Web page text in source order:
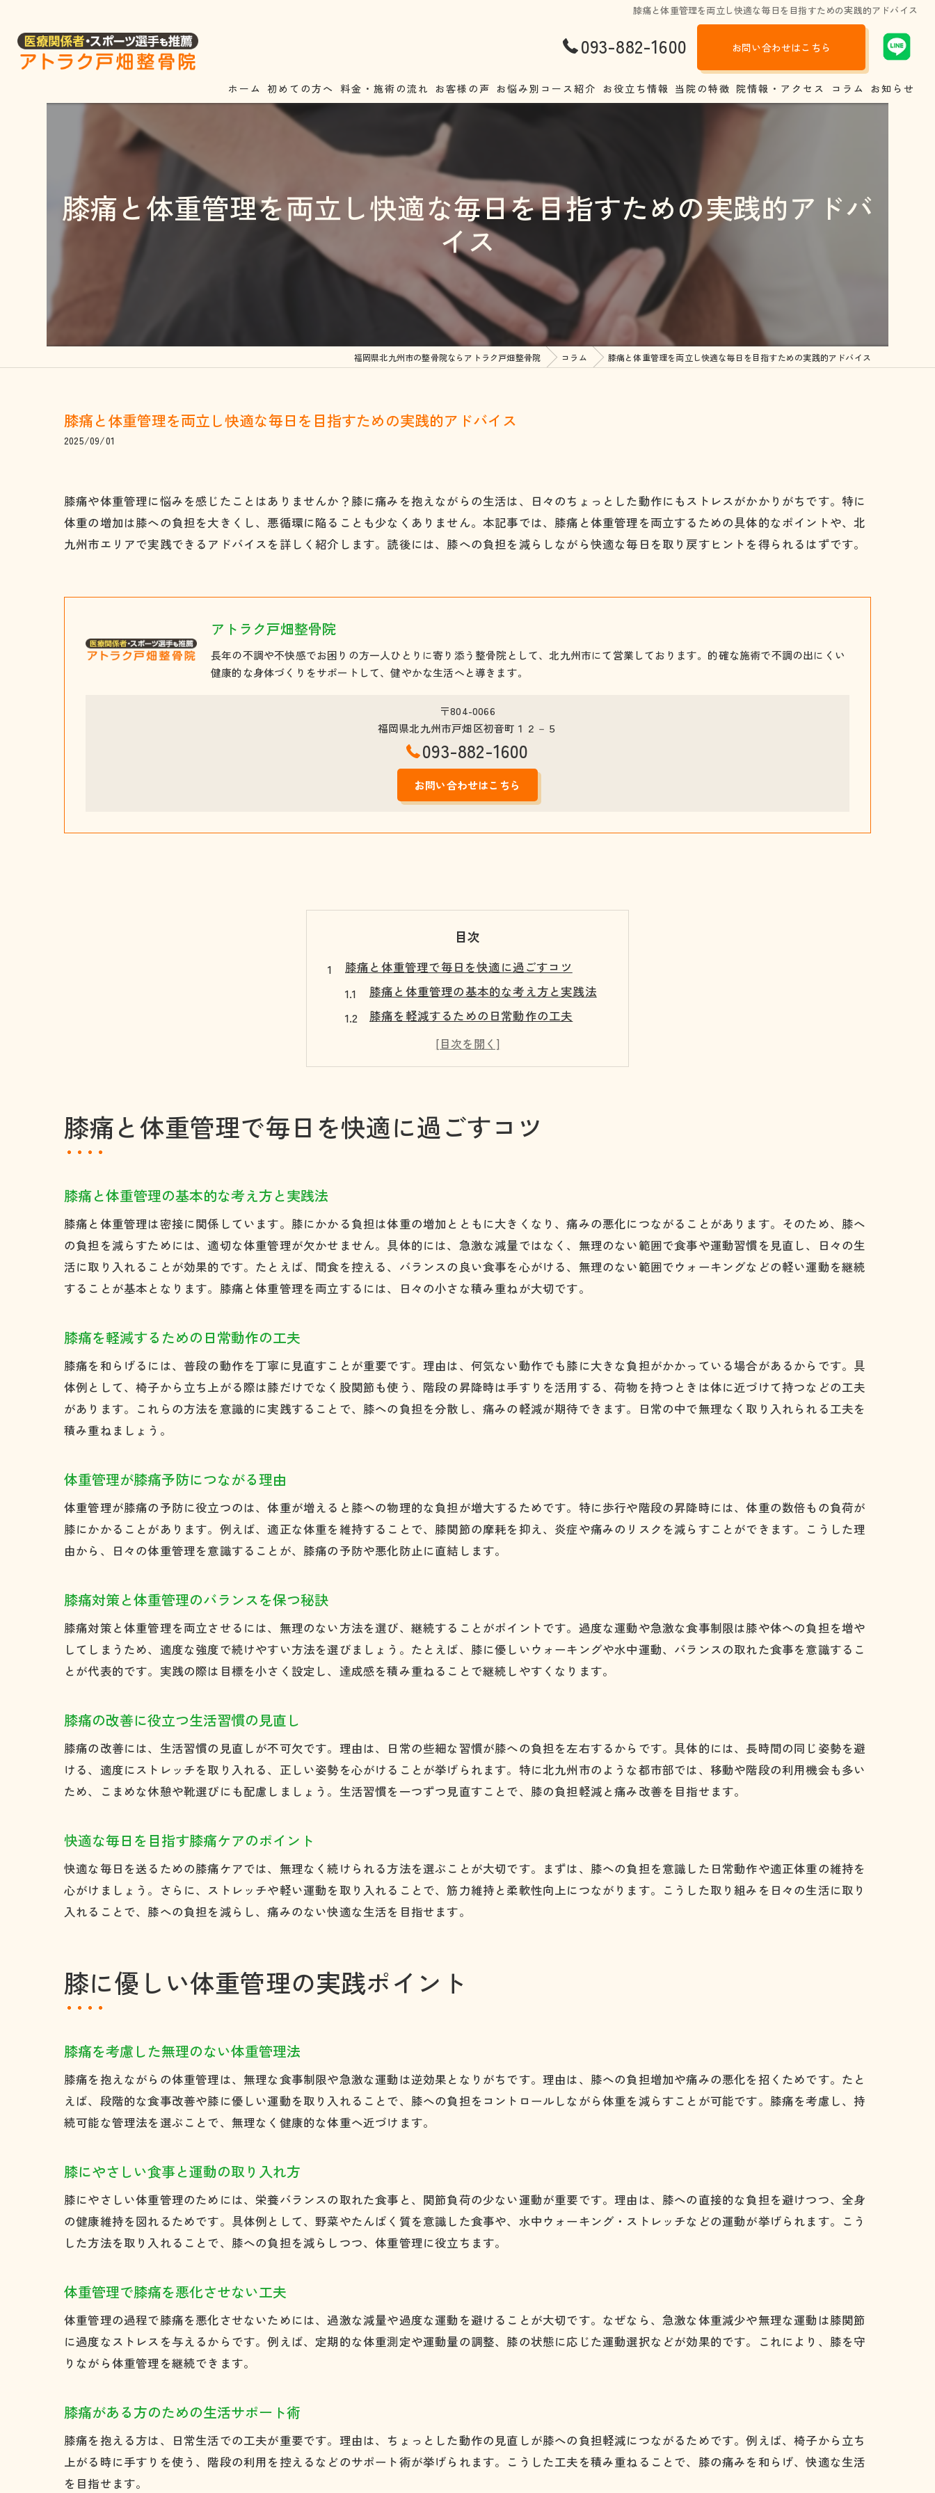
膝痛と体重管理を両立し快適な毎日を目指すための実践的アドバイス
093-882-1600 お問い合わせはこちら
ホーム 初めての方へ 料金・施術の流れ お客様の声 お悩み別コース紹介
ストレートネック
耳鳴り・めまい
自律神経失調症
顎関節症
四十肩・五十肩
ヘルニア
腰椎分離すべり症
ぎっくり腰
産後骨盤矯正
その他
お役立ち情報
正しい靴選び
妊娠中、産後いつから整体は受けられるの？
整体のあれこれ
整体にはどんな効果があるの？？
美容について…
当院の特徴
交通事故
四十肩
院情報・アクセス コラム お知らせ
膝痛と体重管理を両立し快適な毎日を目指すための実践的アドバ
イス
福岡県北九州市の整骨院ならアトラク戸畑整骨院 コラム 膝痛と体重管理を両立し快適な毎日を目指すための実践的アドバイス
膝痛と体重管理を両立し快適な毎日を目指すための実践的アドバイス
2025/09/01
膝痛や体重管理に悩みを感じたことはありませんか？膝に痛みを抱えながらの生活は、日々のちょっとした動作にもストレスがかかりがちです。特に
体重の増加は膝への負担を大きくし、悪循環に陥ることも少なくありません。本記事では、膝痛と体重管理を両立するための具体的なポイントや、北
九州市エリアで実践できるアドバイスを詳しく紹介します。読後には、膝への負担を減らしながら快適な毎日を取り戻すヒントを得られるはずです。
アトラク戸畑整骨院
長年の不調や不快感でお困りの方一人ひとりに寄り添う整骨院として、北九州市にて営業しております。的確な施術で不調の出にくい
健康的な身体づくりをサポートして、健やかな生活へと導きます。
〒804-0066
福岡県北九州市戸畑区初音町１２－５
093-882-1600
お問い合わせはこちら
目次
膝痛と体重管理で毎日を快適に過ごすコツ
膝痛と体重管理の基本的な考え方と実践法
膝痛を軽減するための日常動作の工夫
体重管理が膝痛予防につながる理由
膝痛対策と体重管理のバランスを保つ秘訣
快適な毎日を目指す膝痛ケアのポイント
膝に優しい体重管理の実践ポイント
膝痛がある方のための生活サポート術
膝痛と体重管理に効く習慣づくりの秘訣
膝への負担減を意識した体重コントロール
膝痛持ちに知ってほしい体重管理の効果
膝痛予防と体重管理の関連性を理解する
体重管理が膝痛の再発防止につながる理由
膝痛の負担軽減に体重管理がもたらす効果
膝痛悪化を防ぐ体重コントロールの重要性
膝痛改善へ導く体重管理のメカニズム
膝痛緩和に役立つ体重管理の始め方
膝痛緩和を目指すなら体重管理が鍵
膝痛緩和に必要な体重管理のコツ
体重管理が膝痛緩和に与える良い影響
膝痛で悩む方へ体重調整のすすめ
膝痛対策における体重管理の実践例
膝痛を和らげるための動作のポイント
体重管理で膝への負担を軽減する方法
膝痛対策に役立つ生活習慣の工夫
膝痛対策として今できる体重管理法
体重管理で膝痛の違和感を軽減する方法
膝痛がある方のための食事と運動習慣
膝痛対策と体重管理で得られる快適な生活
膝痛に負けない体重コントロールの秘訣
膝痛と体重管理で毎日を快適に過ごすコツ
膝痛と体重管理の基本的な考え方と実践法
膝痛と体重管理は密接に関係しています。膝にかかる負担は体重の増加とともに大きくなり、痛みの悪化につながることがあります。そのため、膝へ
の負担を減らすためには、適切な体重管理が欠かせません。具体的には、急激な減量ではなく、無理のない範囲で食事や運動習慣を見直し、日々の生
活に取り入れることが効果的です。たとえば、間食を控える、バランスの良い食事を心がける、無理のない範囲でウォーキングなどの軽い運動を継続
することが基本となります。膝痛と体重管理を両立するには、日々の小さな積み重ねが大切です。
膝痛を軽減するための日常動作の工夫
膝痛を和らげるには、普段の動作を丁寧に見直すことが重要です。理由は、何気ない動作でも膝に大きな負担がかかっている場合があるからです。具
体例として、椅子から立ち上がる際は膝だけでなく股関節も使う、階段の昇降時は手すりを活用する、荷物を持つときは体に近づけて持つなどの工夫
があります。これらの方法を意識的に実践することで、膝への負担を分散し、痛みの軽減が期待できます。日常の中で無理なく取り入れられる工夫を
積み重ねましょう。
体重管理が膝痛予防につながる理由
体重管理が膝痛の予防に役立つのは、体重が増えると膝への物理的な負担が増大するためです。特に歩行や階段の昇降時には、体重の数倍もの負荷が
膝にかかることがあります。例えば、適正な体重を維持することで、膝関節の摩耗を抑え、炎症や痛みのリスクを減らすことができます。こうした理
由から、日々の体重管理を意識することが、膝痛の予防や悪化防止に直結します。
膝痛対策と体重管理のバランスを保つ秘訣
膝痛対策と体重管理を両立させるには、無理のない方法を選び、継続することがポイントです。過度な運動や急激な食事制限は膝や体への負担を増や
してしまうため、適度な強度で続けやすい方法を選びましょう。たとえば、膝に優しいウォーキングや水中運動、バランスの取れた食事を意識するこ
とが代表的です。実践の際は目標を小さく設定し、達成感を積み重ねることで継続しやすくなります。
膝痛の改善に役立つ生活習慣の見直し
膝痛の改善には、生活習慣の見直しが不可欠です。理由は、日常の些細な習慣が膝への負担を左右するからです。具体的には、長時間の同じ姿勢を避
ける、適度にストレッチを取り入れる、正しい姿勢を心がけることが挙げられます。特に北九州市のような都市部では、移動や階段の利用機会も多い
ため、こまめな休憩や靴選びにも配慮しましょう。生活習慣を一つずつ見直すことで、膝の負担軽減と痛み改善を目指せます。
快適な毎日を目指す膝痛ケアのポイント
快適な毎日を送るための膝痛ケアでは、無理なく続けられる方法を選ぶことが大切です。まずは、膝への負担を意識した日常動作や適正体重の維持を
心がけましょう。さらに、ストレッチや軽い運動を取り入れることで、筋力維持と柔軟性向上につながります。こうした取り組みを日々の生活に取り
入れることで、膝への負担を減らし、痛みのない快適な生活を目指せます。
膝に優しい体重管理の実践ポイント
膝痛を考慮した無理のない体重管理法
膝痛を抱えながらの体重管理は、無理な食事制限や急激な運動は逆効果となりがちです。理由は、膝への負担増加や痛みの悪化を招くためです。たと
えば、段階的な食事改善や膝に優しい運動を取り入れることで、膝への負担をコントロールしながら体重を減らすことが可能です。膝痛を考慮し、持
続可能な管理法を選ぶことで、無理なく健康的な体重へ近づけます。
膝にやさしい食事と運動の取り入れ方
膝にやさしい体重管理のためには、栄養バランスの取れた食事と、関節負荷の少ない運動が重要です。理由は、膝への直接的な負担を避けつつ、全身
の健康維持を図れるためです。具体例として、野菜やたんぱく質を意識した食事や、水中ウォーキング・ストレッチなどの運動が挙げられます。こう
した方法を取り入れることで、膝への負担を減らしつつ、体重管理に役立ちます。
体重管理で膝痛を悪化させない工夫
体重管理の過程で膝痛を悪化させないためには、過激な減量や過度な運動を避けることが大切です。なぜなら、急激な体重減少や無理な運動は膝関節
に過度なストレスを与えるからです。例えば、定期的な体重測定や運動量の調整、膝の状態に応じた運動選択などが効果的です。これにより、膝を守
りながら体重管理を継続できます。
膝痛がある方のための生活サポート術
膝痛を抱える方は、日常生活での工夫が重要です。理由は、ちょっとした動作の見直しが膝への負担軽減につながるためです。例えば、椅子から立ち
上がる時に手すりを使う、階段の利用を控えるなどのサポート術が挙げられます。こうした工夫を積み重ねることで、膝の痛みを和らげ、快適な生活
を目指せます。